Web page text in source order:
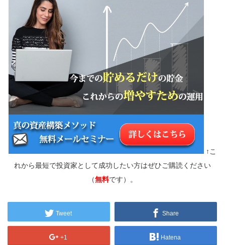
↑こ
れから最短で投資家として成功したい方はぜひご購読ください
（無料です）。
Tweet Share
+1 Hatena